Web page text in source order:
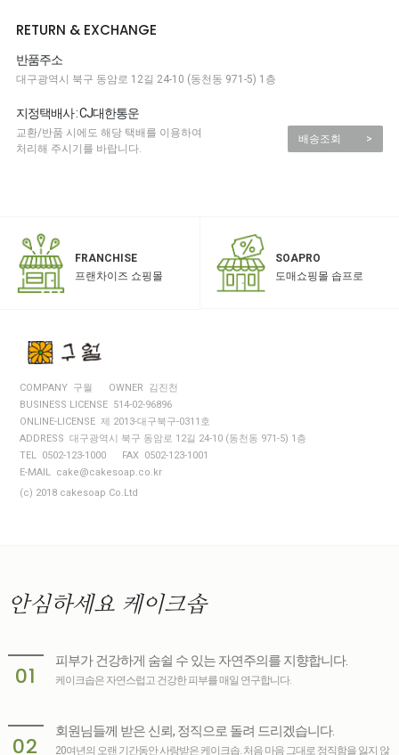
RETURN & EXCHANGE
반품주소
대구광역시 북구 동암로 12길 24-10 (동천동 971-5) 1층
지정택배사 : CJ대한통운
교환/반품 시에도 해당 택배를 이용하여
처리해 주시기를 바랍니다.
배송조회 >
FRANCHISE
프랜차이즈 쇼핑몰
SOAPRO
도매쇼핑몰 솝프로
COMPANY 구월
OWNER 김진천
BUSINESS LICENSE 514-02-96896
ONLINE-LICENSE 제 2013-대구북구-0311호
ADDRESS 대구광역시 북구 동암로 12길 24-10 (동천동 971-5) 1층
TEL 0502-123-1000
FAX 0502-123-1001
E-MAIL cake@cakesoap.co.kr
(c) 2018 cakesoap Co.Ltd
안심하세요 케이크솝
01
피부가 건강하게 숨쉴 수 있는 자연주의를 지향합니다.
케이크솝은 자연스럽고 건강한 피부를 매일 연구합니다.
02
회원님들께 받은 신뢰, 정직으로 돌려 드리겠습니다.
20여년의 오랜 기간동안 사랑받은 케이크솝. 처음 마음 그대로 정직함을 잃지 않